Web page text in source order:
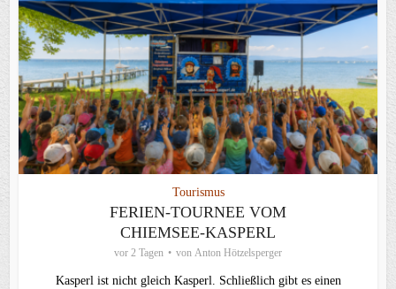
Tourismus
FERIEN-TOURNEE VOM
CHIEMSEE-KASPERL
vor 2 Tagen von Anton Hötzelsperger
Kasperl ist nicht gleich Kasperl. Schließlich gibt es einen